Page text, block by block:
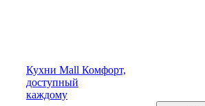
Кухни Mall Комфорт,
доступный
каждому